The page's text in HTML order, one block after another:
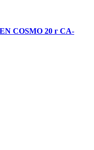
COSMO 20 г CA-